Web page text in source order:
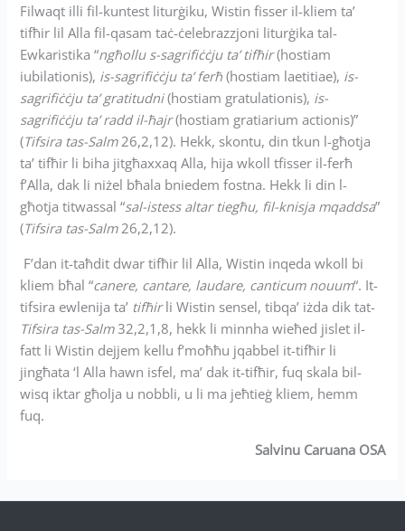
Filwaqt illi fil-kuntest liturġiku, Wistin fisser il-kliem ta’
tifħir lil Alla fil-qasam taċ-ċelebrazzjoni liturġika tal-
Ewkaristika “ngħollu s-sagrifiċċju ta’ tifħir(hostiam
iubilationis), is-sagrifiċċju ta’ ferħ(hostiam laetitiae), is-
sagrifiċċju ta’ gratitudni(hostiam gratulationis), is-
sagrifiċċju ta’ radd il-ħajr(hostiam gratiarium actionis)”
(Tifsira tas-Salm 26,2,12). Hekk, skontu, din tkun l-għotja
ta’ tifħir li biha jitgħaxxaq Alla, hija wkoll tfisser il-ferħ
f’Alla, dak li niżel bħala bniedem fostna. Hekk li din l-
għotja titwassal “sal-istess altar tiegħu, fil-knisja mqaddsa”
(Tifsira tas-Salm 26,2,12).
F’dan it-taħdit dwar tifħir lil Alla, Wistin inqeda wkoll bi
kliem bħal “canere, cantare, laudare, canticum nouum“. It-
tifsira ewlenija ta’ tifħirli Wistin sensel, tibqa’ iżda dik tat-
Tifsira tas-Salm32,2,1,8, hekk li minnha wieħed jislet il-
fatt li Wistin dejjem kellu f’moħħu jqabbel it-tifħir li
jingħata ‘l Alla hawn isfel, ma’ dak it-tifħir, fuq skala bil-
wisq iktar għolja u nobbli, u li ma jeħtieġ kliem, hemm
fuq.
Salvinu Caruana OSA